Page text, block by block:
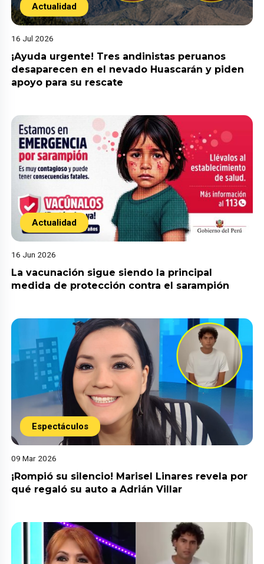
Actualidad
16 Jul 2026
¡Ayuda urgente! Tres andinistas peruanos
desaparecen en el nevado Huascarán y piden
apoyo para su rescate
Actualidad
16 Jun 2026
La vacunación sigue siendo la principal
medida de protección contra el sarampión
Espectáculos
09 Mar 2026
¡Rompió su silencio! Marisel Linares revela por
qué regaló su auto a Adrián Villar